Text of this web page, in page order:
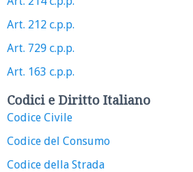
Art. 212 c.p.p.
Art. 729 c.p.p.
Art. 163 c.p.p.
Codici e Diritto Italiano
Codice Civile
Codice del Consumo
Codice della Strada